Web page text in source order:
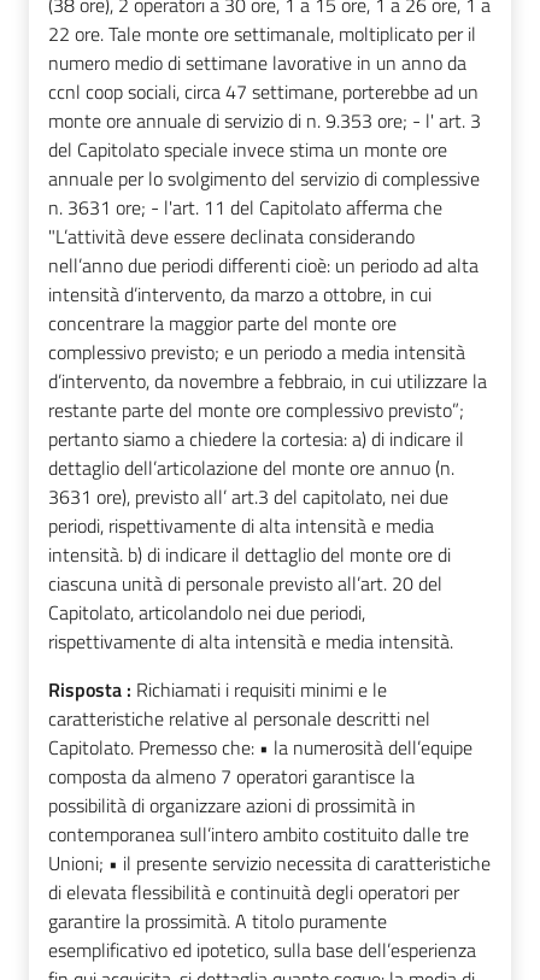
22 ore. Tale monte ore settimanale, moltiplicato per il
numero medio di settimane lavorative in un anno da
ccnl coop sociali, circa 47 settimane, porterebbe ad un
monte ore annuale di servizio di n. 9.353 ore; - l' art. 3
del Capitolato speciale invece stima un monte ore
annuale per lo svolgimento del servizio di complessive
n. 3631 ore; - l'art. 11 del Capitolato afferma che
"L’attività deve essere declinata considerando
nell’anno due periodi differenti cioè: un periodo ad alta
intensità d’intervento, da marzo a ottobre, in cui
concentrare la maggior parte del monte ore
complessivo previsto; e un periodo a media intensità
d’intervento, da novembre a febbraio, in cui utilizzare la
restante parte del monte ore complessivo previsto”;
pertanto siamo a chiedere la cortesia: a) di indicare il
dettaglio dell’articolazione del monte ore annuo (n.
3631 ore), previsto all’ art.3 del capitolato, nei due
periodi, rispettivamente di alta intensità e media
intensità. b) di indicare il dettaglio del monte ore di
ciascuna unità di personale previsto all’art. 20 del
Capitolato, articolandolo nei due periodi,
rispettivamente di alta intensità e media intensità.
Risposta : Richiamati i requisiti minimi e le
caratteristiche relative al personale descritti nel
Capitolato. Premesso che: • la numerosità dell’equipe
composta da almeno 7 operatori garantisce la
possibilità di organizzare azioni di prossimità in
contemporanea sull’intero ambito costituito dalle tre
Unioni; • il presente servizio necessita di caratteristiche
di elevata flessibilità e continuità degli operatori per
garantire la prossimità. A titolo puramente
esemplificativo ed ipotetico, sulla base dell’esperienza